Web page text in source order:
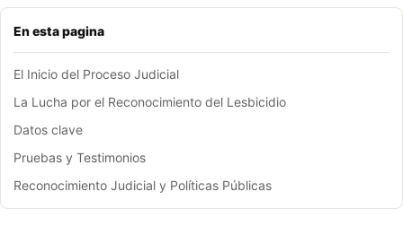
En esta pagina
El Inicio del Proceso Judicial
La Lucha por el Reconocimiento del Lesbicidio
Datos clave
Pruebas y Testimonios
Reconocimiento Judicial y Políticas Públicas